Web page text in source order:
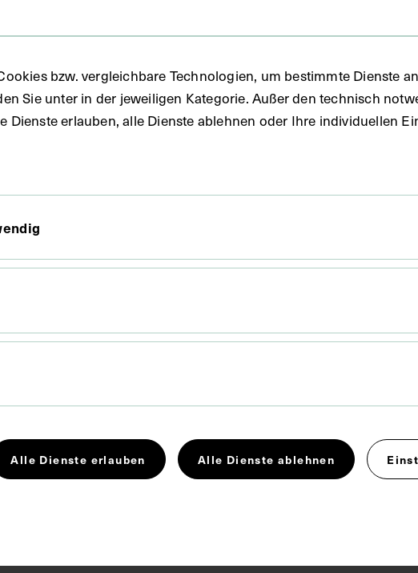
Festschrift
1969
In der Festschrift befinden sich einige Fotografien der Mitarbeiter
der I. Universitätshautklinik.
bzw. vergleichbare Technologien, um bestimmte Dienste
Sie unter in der jeweiligen Kategorie. Außer den technisch
Dienste erlauben, alle Dienste ablehnen oder Ihre individuellen
Alle Dienste erlauben Alle Dienste ablehnen